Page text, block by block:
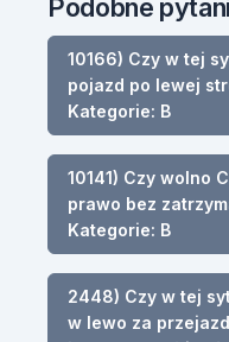
Podobne
10166) Czy w tej
pojazd po lewej
Kategorie: B
10141) Czy wolno
prawo bez
Kategorie: B
2448) Czy w tej
w lewo za